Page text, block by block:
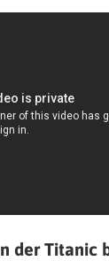
der Titanic